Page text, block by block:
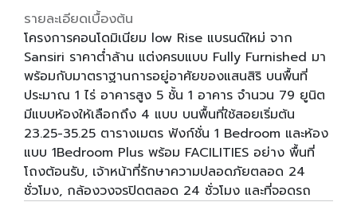
รายละเอียดเบื้องต้น
โครงการคอนโดมิเนียม low Rise แบรนด์ใหม่ จาก
Sansiri ราคาต่ำล้าน แต่งครบแบบ Fully Furnished มา
พร้อมกับมาตราฐานการอยู่อาศัยของแสนสิริ บนพื้นที่
ประมาณ 1 ไร่ อาคารสูง 5 ชั้น 1 อาคาร จำนวน 79 ยูนิต
มีแบบห้องให้เลือกถึง 4 แบบ บนพื้นที่ใช้สอยเริ่มต้น
23.25-35.25 ตารางเมตร ฟังก์ชั่น 1 Bedroom และห้อง
แบบ 1Bedroom Plus พร้อม FACILITIES อย่าง พื้นที่
โถงต้อนรับ, เจ้าหน้าที่รักษาความปลอดภัยตลอด 24
ชั่วโมง, กล้องวงจรปิดตลอด 24 ชั่วโมง และที่จอดรถ